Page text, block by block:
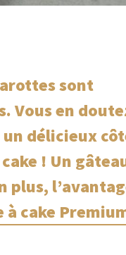
sont
Vous en
délicieux
! Un
plus,
à cake